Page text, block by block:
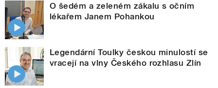
O šedém a zeleném zákalu s očním
lékařem Janem Pohankou
Legendární Toulky českou minulostí se
vracejí na vlny Českého rozhlasu Zlín